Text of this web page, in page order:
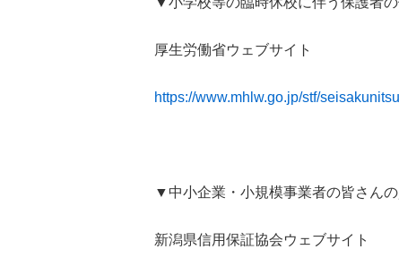
厚生労働省ウェブサイト
https://www.mhlw.go.jp/stf/
▼中小企業・小規模事業者の皆さん
新潟県信用保証協会ウェブサイト